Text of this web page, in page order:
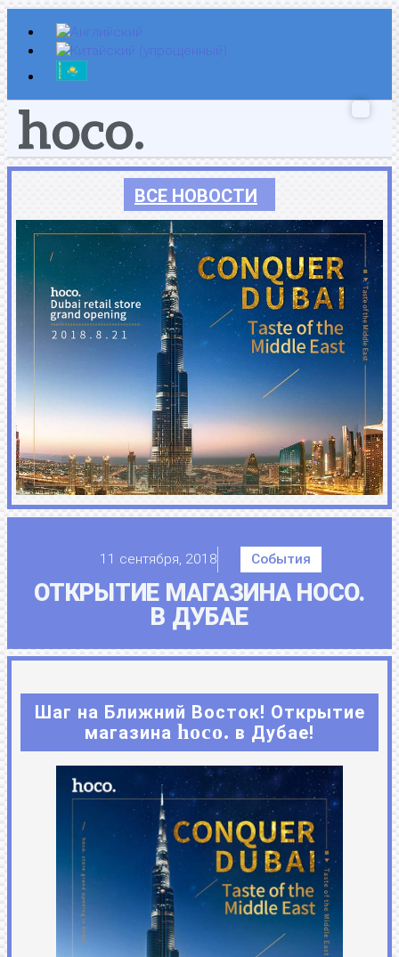
Перейти
к
содержимому
ВСЕ НОВОСТИ
11 сентября, 2018 События
ОТКРЫТИЕ МАГАЗИНА HOCO.
В ДУБАЕ
Шаг на Ближний Восток! Открытие
магазина hoco. в Дубае!